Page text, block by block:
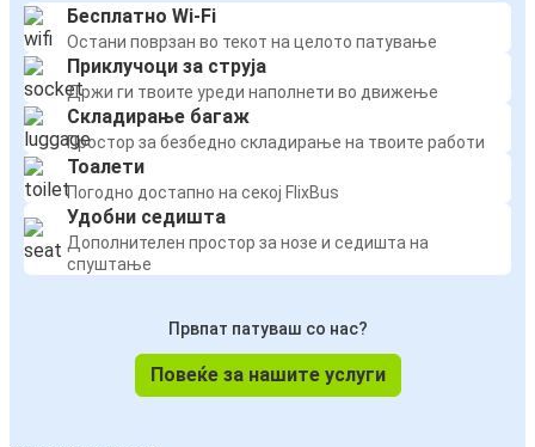
Бесплатно Wi-Fi
Остани поврзан во текот на целото патување
Приклучоци за струја
Држи ги твоите уреди наполнети во движење
Складирање багаж
Простор за безбедно складирање на твоите работи
Тоалети
Погодно достапно на секој FlixBus
Удобни седишта
Дополнителен простор за нозе и седишта на
спуштање
Првпат патуваш со нас?
Повеќе за нашите услуги